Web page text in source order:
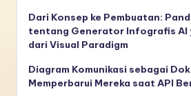
Dari Konsep ke Pembuatan:
tentang Generator Infografis AI
dari Visual Paradigm
Diagram Komunikasi sebagai
Memperbarui Mereka saat API